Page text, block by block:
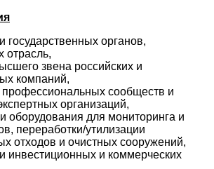
государственных органов,
отрасль,
звена российских и
компаний,
профессиональных сообществ и
организаций,
оборудования для мониторинга и
переработки/утилизации
отходов и очистных сооружений,
инвестиционных и коммерческих